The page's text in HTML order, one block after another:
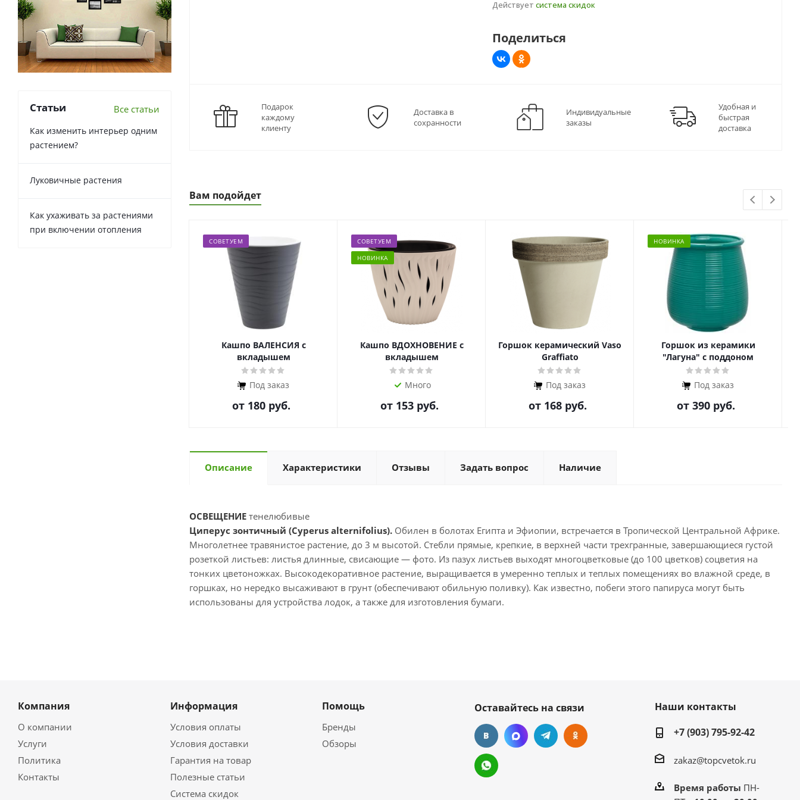
Действует система скидок
Поделиться
Подарок
каждому
клиенту
Доставка в
сохранности
Индивидуальные
заказы
Удобная и
быстрая
доставка
Вам подойдет
СОВЕТУЕМ
Кашпо ВАЛЕНСИЯ с
вкладышем
Под заказ
от 180 руб.
СОВЕТУЕМ
НОВИНКА
Кашпо ВДОХНОВЕНИЕ с
вкладышем
Много
от 153 руб.
Горшок керамический Vaso
Graffiato
Под заказ
от 168 руб.
НОВИНКА
Горшок из керамики
"Лагуна" с поддоном
Под заказ
от 390 руб.
Описание Характеристики Отзывы Задать вопрос Наличие
ОСВЕЩЕНИЕ тенелюбивые
Циперус зонтичный (Cyperus alternifolius). Обилен в болотах Египта и Эфиопии, встречается в Тропической Центральной Африке.
Многолетнее травянистое растение, до 3 м высотой. Стебли прямые, крепкие, в верхней части трехгранные, завершающиеся густой
розеткой листьев: листья длинные, свисающие — фото. Из пазух листьев выходят многоцветковые (до 100 цветков) соцветия на
тонких цветоножках. Высокодекоративное растение, выращивается в умеренно теплых и теплых помещениях во влажной среде, в
горшках, но нередко высаживают в грунт (обеспечивают обильную поливку). Как известно, побеги этого папируса могут быть
использованы для устройства лодок, а также для изготовления бумаги.
Статьи Все статьи
Как изменить интерьер одним
растением?
Луковичные растения
Как ухаживать за растениями
при включении отопления
Компания
О компании
Услуги
Политика
Контакты
Информация
Условия оплаты
Условия доставки
Гарантия на товар
Полезные статьи
Система скидок
Помощь
Бренды
Обзоры
Оставайтесь на связи
Наши контакты
+7 (903) 795-92-42
zakaz@topcvetok.ru
Время работы ПН-